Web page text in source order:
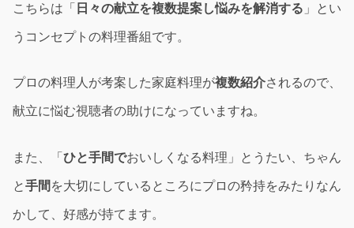
こちらは「 日々の献立を複数提案し悩みを解消する 」とい
うコンセプトの料理番組です。
プロの料理人が考案した家庭料理が複数紹介されるので、
献立に悩む視聴者の助けになっていますね。
また、「 ひと手間でおいしくなる料理」とうたい、ちゃん
と手間 を大切にしているところにプロの矜持をみたりなん
かして、好感が持てます。